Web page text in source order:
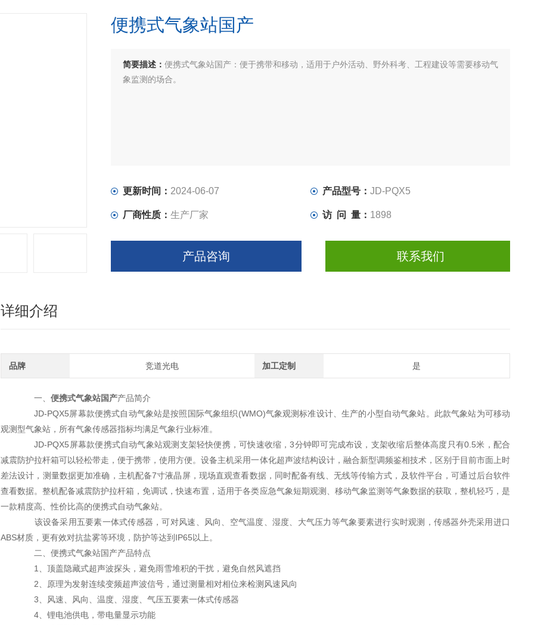
便携式气象站国产
简要描述： 便携式气象站国产：便于携带和移动，适用于户外活动、野外科考、工程建设等需要移动气
象监测的场合。
更新时间： 2024-06-07 产品型号： JD-PQX5
厂商性质： 生产厂家 访 问 量： 1898
产品咨询 联系我们
详细介绍
品牌 竞道光电 加工定制 是
一、 便携式气象站国产产品简介
JD-PQX5屏幕款便携式自动气象站是按照国际气象组织(WMO)气象观测标准设计、生产的小型自动气象站。此款气象站为可移动
观测型气象站，所有气象传感器指标均满足气象行业标准。
JD-PQX5屏幕款便携式自动气象站观测支架轻快便携，可快速收缩，3分钟即可完成布设，支架收缩后整体高度只有0.5米，配合
减震防护拉杆箱可以轻松带走，便于携带，使用方便。设备主机采用一体化超声波结构设计，融合新型调频鉴相技术，区别于目前市面上时
差法设计，测量数据更加准确，主机配备7寸液晶屏，现场直观查看数据，同时配备有线、无线等传输方式，及软件平台，可通过后台软件
查看数据。整机配备减震防护拉杆箱，免调试，快速布置，适用于各类应急气象短期观测、移动气象监测等气象数据的获取，整机轻巧，是
一款精度高、性价比高的便携式自动气象站。
该设备采用五要素一体式传感器，可对风速、风向、空气温度、湿度、大气压力等气象要素进行实时观测，传感器外壳采用进口
ABS材质，更有效对抗盐雾等环境，防护等达到IP65以上。
二、便携式气象站国产产品特点
1、顶盖隐藏式超声波探头，避免雨雪堆积的干扰，避免自然风遮挡
2、原理为发射连续变频超声波信号，通过测量相对相位来检测风速风向
3、风速、风向、温度、湿度、气压五要素一体式传感器
4、锂电池供电，带电量显示功能